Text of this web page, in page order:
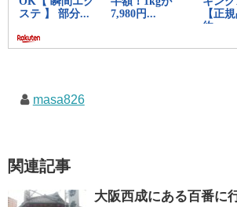
masa826
関連記事
大阪西成にある百番に